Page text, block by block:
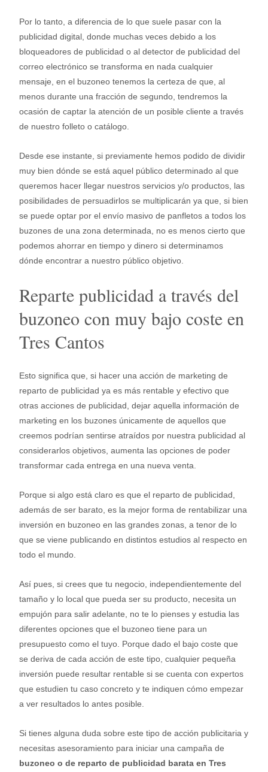
Por lo tanto, a diferencia de lo que suele pasar con la
publicidad digital, donde muchas veces debido a los
bloqueadores de publicidad o al detector de publicidad del
correo electrónico se transforma en nada cualquier
mensaje, en el buzoneo tenemos la certeza de que, al
menos durante una fracción de segundo, tendremos la
ocasión de captar la atención de un posible cliente a través
de nuestro folleto o catálogo.
Desde ese instante, si previamente hemos podido de dividir
muy bien dónde se está aquel público determinado al que
queremos hacer llegar nuestros servicios y/o productos, las
posibilidades de persuadirlos se multiplicarán ya que, si bien
se puede optar por el envío masivo de panfletos a todos los
buzones de una zona determinada, no es menos cierto que
podemos ahorrar en tiempo y dinero si determinamos
dónde encontrar a nuestro público objetivo.
Reparte publicidad a través del
buzoneo con muy bajo coste en
Tres Cantos
Esto significa que, si hacer una acción de marketing de
reparto de publicidad ya es más rentable y efectivo que
otras acciones de publicidad, dejar aquella información de
marketing en los buzones únicamente de aquellos que
creemos podrían sentirse atraídos por nuestra publicidad al
considerarlos objetivos, aumenta las opciones de poder
transformar cada entrega en una nueva venta.
Porque si algo está claro es que el reparto de publicidad,
además de ser barato, es la mejor forma de rentabilizar una
inversión en buzoneo en las grandes zonas, a tenor de lo
que se viene publicando en distintos estudios al respecto en
todo el mundo.
Así pues, si crees que tu negocio, independientemente del
tamaño y lo local que pueda ser su producto, necesita un
empujón para salir adelante, no te lo pienses y estudia las
diferentes opciones que el buzoneo tiene para un
presupuesto como el tuyo. Porque dado el bajo coste que
se deriva de cada acción de este tipo, cualquier pequeña
inversión puede resultar rentable si se cuenta con expertos
que estudien tu caso concreto y te indiquen cómo empezar
a ver resultados lo antes posible.
Si tienes alguna duda sobre este tipo de acción publicitaria y
necesitas asesoramiento para iniciar una campaña de
buzoneo o de reparto de publicidad barata en Tres